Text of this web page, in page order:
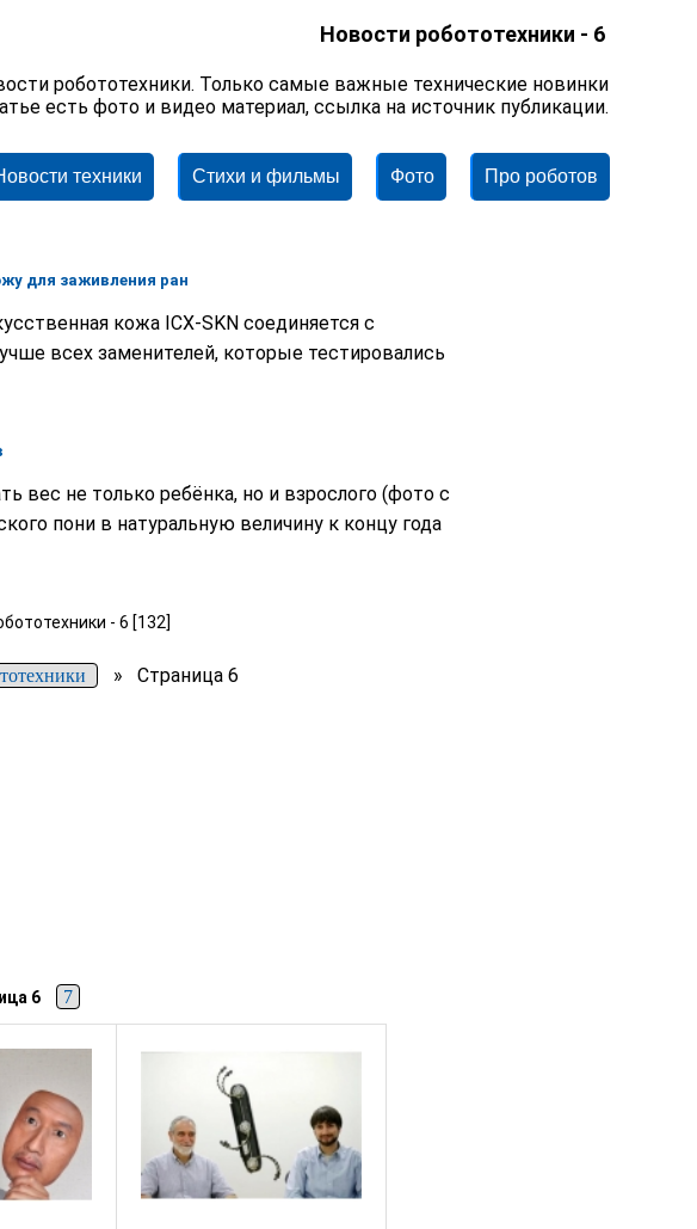
Новости робототехники - 6
робототехники. Только самые важные технические новинки
есть фото и видео материал, ссылка на источник публикации.
техники Стихи и фильмы Фото Про роботов
для заживления ран
кожа ICX-SKN соединяется с
всех заменителей, которые тестировались
вес не только ребёнка, но и взрослого (фото с
пони в натуральную величину к концу года
- 6 [132]
» Страница 6
6 7